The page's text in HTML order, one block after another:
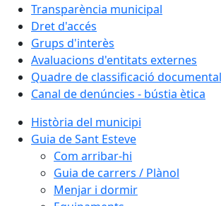
Transparència municipal
Dret d'accés
Grups d'interès
Avaluacions d'entitats externes
Quadre de classificació documental
Canal de denúncies - bústia ètica
Història del municipi
Guia de Sant Esteve
Com arribar-hi
Guia de carrers / Plànol
Menjar i dormir